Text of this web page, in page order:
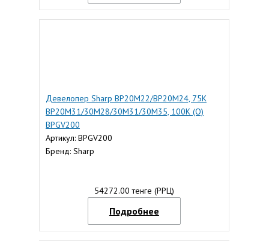
Девелопер Sharp BP20M22/BP20M24, 75K
BP20M31/30M28/30M31/30M35, 100К (О)
BPGV200
Артикул: BPGV200
Бренд: Sharp
54272.00 тенге (РРЦ)
Подробнее